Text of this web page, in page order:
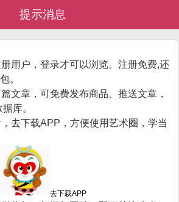
提示消息
用户，登录才可以浏览。注册免费,还
包。
文章，可免费发布商品、推送文章，
库。
去下载APP，方便使用艺术圈，学当
去下载APP